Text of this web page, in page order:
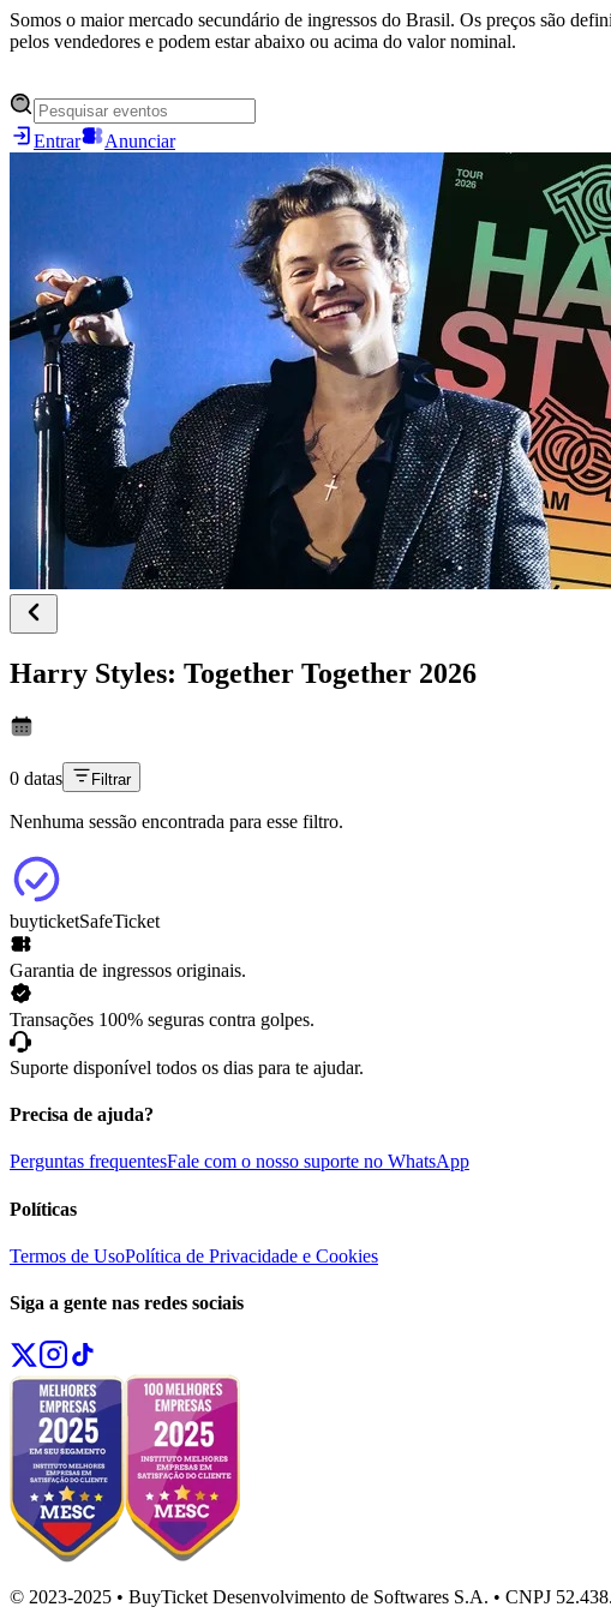
Somos o maior mercado secundário de ingressos do Brasil. Os preços são
pelos vendedores e podem estar abaixo ou acima do valor nominal.
Entrar Anunciar
Harry Styles: Together Together 2026
0 datas Filtrar
Nenhuma sessão encontrada para esse filtro.
buyticketSafeTicket
Garantia de ingressos originais.
Transações 100% seguras contra golpes.
Suporte disponível todos os dias para te ajudar.
Precisa de ajuda?
Perguntas frequentesFale com o nosso suporte no WhatsApp
Políticas
Termos de UsoPolítica de Privacidade e Cookies
Siga a gente nas redes sociais
© 2023-2025 • BuyTicket Desenvolvimento de Softwares S.A. • CNPJ